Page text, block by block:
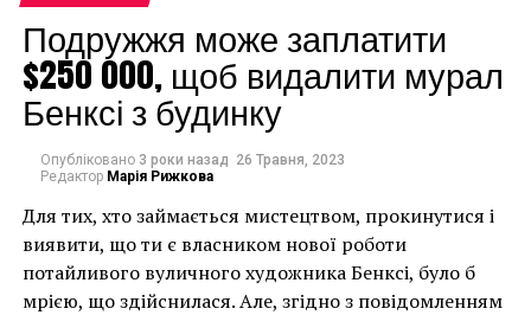
найденной картины
Подружжя може заплатити
$250 000, щоб видалити мурал
Бенксі з будинку
Опубліковано 3 роки назад 26 Травня, 2023
Редактор Марія Рижкова
Для тих, хто займається мистецтвом, прокинутися і
виявити, що ти є власником нової роботи
потайливого вуличного художника Бенксі, було б
мрією, що здійснилася. Але, згідно з повідомленням